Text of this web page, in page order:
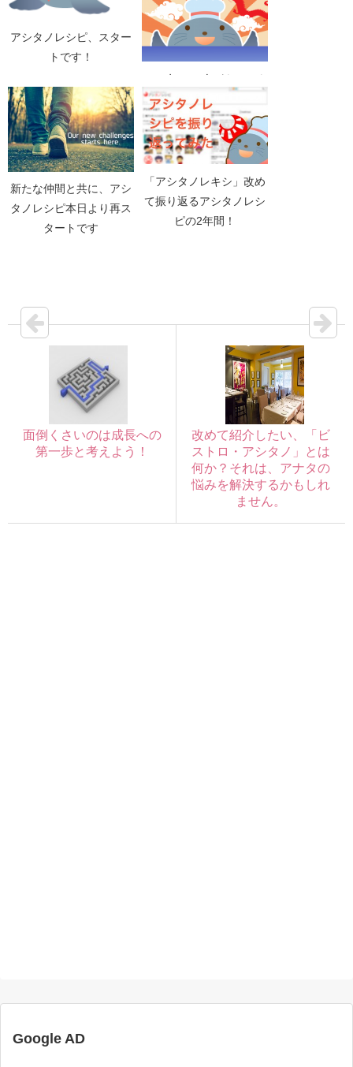
アシタノレシピ、スター
トです！
2011年、11人がもっとも
影響を受けたブログエン
トリ11選
新たな仲間と共に、アシ
タノレシピ本日より再ス
タートです
「アシタノレキシ」改め
て振り返るアシタノレシ
ピの2年間！
面倒くさいのは成長への
第一歩と考えよう！
改めて紹介したい、「ビ
ストロ・アシタノ」とは
何か？それは、アナタの
悩みを解決するかもしれ
ません。
Google AD